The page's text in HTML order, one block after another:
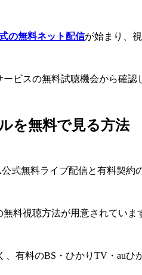
の無料ネット配信が始まり、
ビスの無料試聴機会から確認
を無料で見る方法
料視聴方法が用意されていま
、有料のBS・ひかりTV・auひ